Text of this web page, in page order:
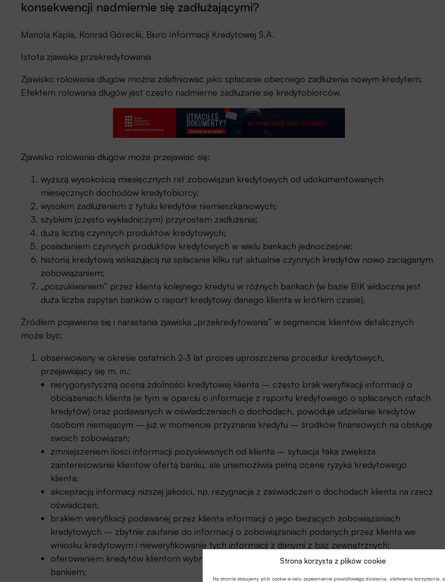
Strona korzysta z plików cookie
Na stronie stosujemy pliki cookie w celu zapewnienie prawidłowego działania, ułatwienia korzystania, a
konsekwencji nadmiernie się zadłużającymi?
Mariola Kapla, Konrad Górecki, Biuro Informacji Kredytowej S.A.
Istota zjawiska przekredytowania
Zjawisko rolowania długów można zdefiniować jako spłacanie obecnego zadłużenia nowym kredytem.
Efektem rolowania długów jest często nadmierne zadłużanie się kredytobiorców.
Zjawisko rolowania długów może przejawiać się:
wyższą wysokością miesięcznych rat zobowiązań kredytowych od udokumentowanych
miesięcznych dochodów kredytobiorcy;
wysokim zadłużeniem z tytułu kredytów niemieszkaniowych;
szybkim (często wykładniczym) przyrostem zadłużenia;
dużą liczbą czynnych produktów kredytowych;
posiadaniem czynnych produktów kredytowych w wielu bankach jednocześnie;
historią kredytową wskazującą na spłacanie kilku rat aktualnie czynnych kredytów nowo zaciąganym
zobowiązaniem;
„poszukiwaniem” przez klienta kolejnego kredytu w różnych bankach (w bazie BIK widoczna jest
duża liczba zapytań banków o raport kredytowy danego klienta w krótkim czasie).
Źródłem pojawienia się i narastania zjawiska „przekredytowania” w segmencie klientów detalicznych
może być:
obserwowany w okresie ostatnich 2-3 lat proces uproszczenia procedur kredytowych,
przejawiający się m. in.:
nierygorystyczną oceną zdolności kredytowej klienta – często brak weryfikacji informacji o
obciążeniach klienta (w tym w oparciu o informacje z raportu kredytowego o spłacanych ratach
kredytów) oraz podawanych w oświadczeniach o dochodach, powoduje udzielanie kredytów
osobom niemającym – już w momencie przyznania kredytu – środków finansowych na obsługę
swoich zobowiązań;
zmniejszeniem ilości informacji pozyskiwanych od klienta – sytuacja taka zwiększa
zainteresowanie klientów ofertą banku, ale uniemożliwia pełną ocenę ryzyka kredytowego
klienta;
akceptacją informacji niższej jakości, np. rezygnacja z zaświadczeń o dochodach klienta na rzecz
oświadczeń;
brakiem weryfikacji podawanej przez klienta informacji o jego bieżących zobowiązaniach
kredytowych – zbytnie zaufanie do informacji o zobowiązaniach podanych przez klienta we
wniosku kredytowym i nieweryfikowanie tych informacji z danymi z baz zewnętrznych;
oferowaniem kredytów klientom wybranym tylko na podstawie oceny ich współpracy z jednym
bankiem;